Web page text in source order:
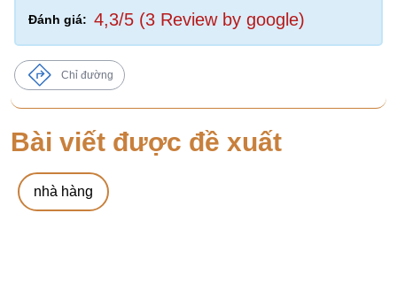
Đánh giá: 4,3/5 (3 Review by google)
Chỉ đường
Bài viết được đề xuất
nhà hàng